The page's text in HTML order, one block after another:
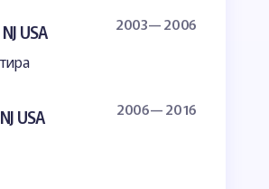
USA 2003— 2006
USA 2006— 2016